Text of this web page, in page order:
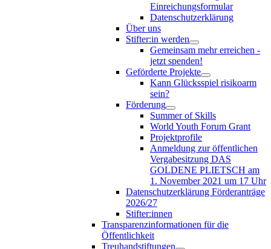
Einreichungsformular
Datenschutzerklärung
Über uns
Stifter:in werden
Gemeinsam mehr erreichen -
jetzt spenden!
Geförderte Projekte
Kann Glücksspiel risikoarm
sein?
Förderung
Summer of Skills
World Youth Forum Grant
Projektprofile
Anmeldung zur öffentlichen
Vergabesitzung DAS
GOLDENE PLIETSCH am
1. November 2021 um 17 Uhr
Datenschutzerklärung Förderanträge
2026/27
Stifter:innen
Transparenzinformationen für die
Öffentlichkeit
Treuhandstiftungen